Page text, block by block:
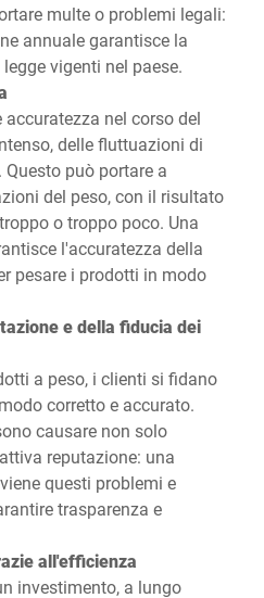
multe o problemi legali:
annuale garantisce la
vigenti nel paese.
nel corso del
delle fluttuazioni di
può portare a
del peso, con il risultato
o troppo poco. Una
l'accuratezza della
pesare i prodotti in modo
e della fiducia dei
a peso, i clienti si fidano
corretto e accurato.
causare non solo
reputazione: una
questi problemi e
trasparenza e
all'efficienza
investimento, a lungo